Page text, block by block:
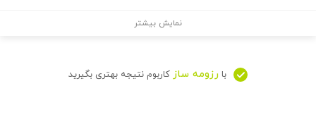
نمایش بیشتر
با رزومه ساز کاربوم نتیجه بهتری بگیرید